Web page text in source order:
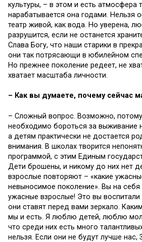
культуры, – в этом и есть атмосфера
нарабатывается она годами. Нельзя
театр живой, как вода. Но уверена,
разрушится, если не останется
Слава Богу, что наши старики в
они так потрясающи в юбилейном
Но прежнее поколение редеет, не
хватает масштаба личности.
– Как вы думаете, почему сейчас
– Сложный вопрос. Возможно,
необходимо бороться за выживание
а детям практически не достается
внимания. В школах творится
программой, с этим Единым
Дети брошены, и никому до них нет
взрослые повторяют – «какие
невыносимое поколение». Вы на себя
ужасные взрослые! Это вы воспитали
они ставят перед вами зеркало.
мы и есть. Я люблю детей, люблю
что среди них есть много
нельзя. Если они не будут лучше нас,